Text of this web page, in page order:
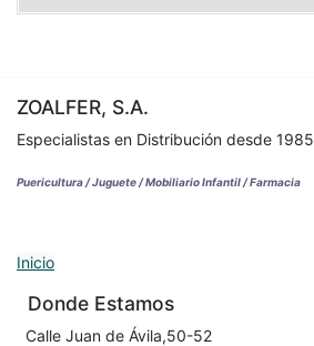
ZOALFER, S.A.
Especialistas en Distribución desde 1985
Puericultura / Juguete / Mobiliario Infantil / Farmacia
Inicio
Donde Estamos
Calle Juan de Ávila,50-52